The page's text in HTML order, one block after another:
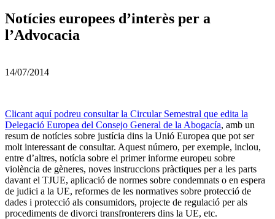
Notícies europees d’interès per a
l’Advocacia
14/07/2014
Clicant aquí podreu consultar la Circular Semestral que edita la
Delegació Europea del Consejo General de la Abogacía, amb un
resum de notícies sobre justícia dins la Unió Europea que pot ser
molt interessant de consultar. Aquest número, per exemple, inclou,
entre d’altres, notícia sobre el primer informe europeu sobre
violència de gèneres, noves instruccions pràctiques per a les parts
davant el TJUE, aplicació de normes sobre condemnats o en espera
de judici a la UE, reformes de les normatives sobre protecció de
dades i protecció als consumidors, projecte de regulació per als
procediments de divorci transfronterers dins la UE, etc.